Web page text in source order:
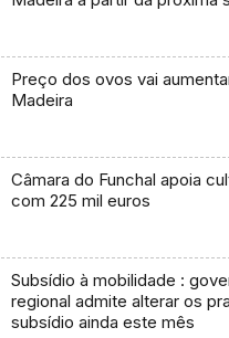
Preço dos ovos vai
Madeira
Câmara do Funchal apoia
com 225 mil euros
Subsídio à mobilidade :
regional admite alterar os
subsídio ainda este mês